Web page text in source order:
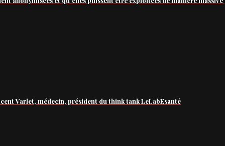
Varlet, médecin, président du think tank LeLabEsanté